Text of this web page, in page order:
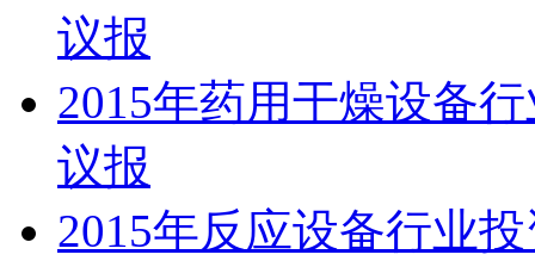
议报
2015年药用干燥设备
议报
2015年反应设备行业